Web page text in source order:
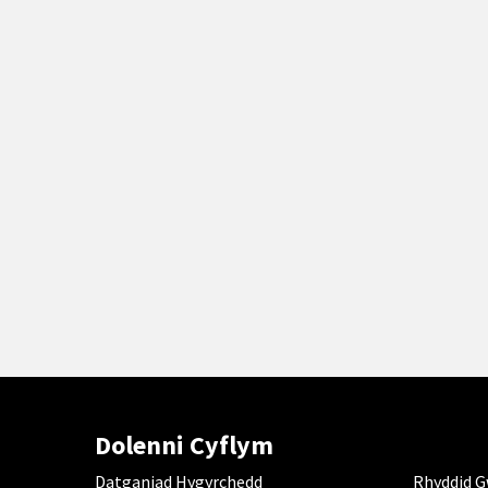
Dolenni Cyflym
Datganiad Hygyrchedd Rhyddid